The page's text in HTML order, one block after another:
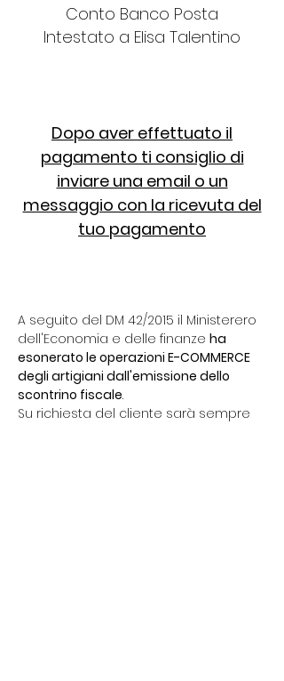
Conto Banco Posta
Intestato a Elisa Talentino
Dopo aver effettuato il
pagamento ti consiglio di
inviare una email o un
messaggio con la ricevuta del
tuo pagamento
A seguito del DM 42/2015 il Ministerero
dell'Economia e delle finanze ha
esonerato le operazioni E-COMMERCE
degli artigiani dall'emissione dello
scontrino fiscale.
Su richiesta del cliente sarà sempre